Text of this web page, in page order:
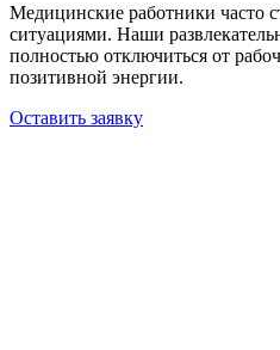
Медицинские работники часто
ситуациями. Наши
полностью отключиться от
позитивной энергии.
Оставить заявку